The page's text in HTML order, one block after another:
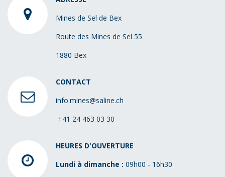
​Mines de Sel de Bex
Route des Mines de Sel 55
1880 Bex
CONTACT
info.mines@saline.ch
+41 24 463 03 30
HEURES D'OUVERTURE
Lundi à dimanche : 09h00 - 16h30